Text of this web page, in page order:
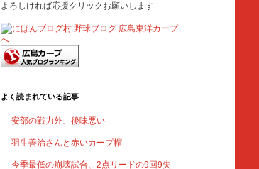
よろしければ応援クリックお願いします
よく読まれている記事
安部の戦力外、後味悪い
羽生善治さんと赤いカープ帽
今季最低の崩壊試合、2点リードの9回9失